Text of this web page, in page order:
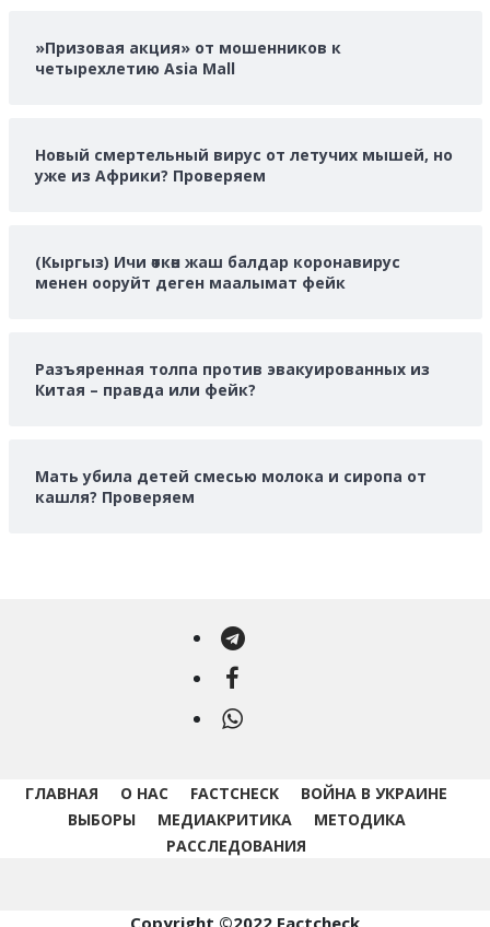
»Призовая акция» от мошенников к
четырехлетию Asia Mall
Новый смертельный вирус от летучих мышей, но
уже из Африки? Проверяем
(Кыргыз) Ичи өткөн жаш балдар коронавирус
менен ооруйт деген маалымат фейк
Разъяренная толпа против эвакуированных из
Китая – правда или фейк?
Мать убила детей смесью молока и сиропа от
кашля? Проверяем
Telegram
Facebook
WhatsApp
ГЛАВНАЯ О НАС FACTCHECK
ВОЙНА В УКРАИНЕ
ВЫБОРЫ
МЕДИАКРИТИКА
МЕТОДИКА
РАССЛЕДОВАНИЯ